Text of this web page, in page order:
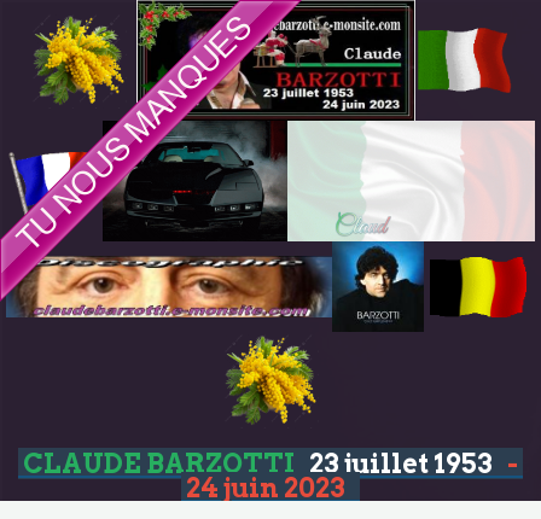
CLAUDE BARZOTTI 23 juillet 1953 -
24 juin 2023